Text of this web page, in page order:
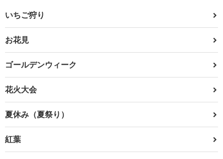
いちご狩り
お花見
ゴールデンウィーク
花火大会
夏休み（夏祭り）
紅葉